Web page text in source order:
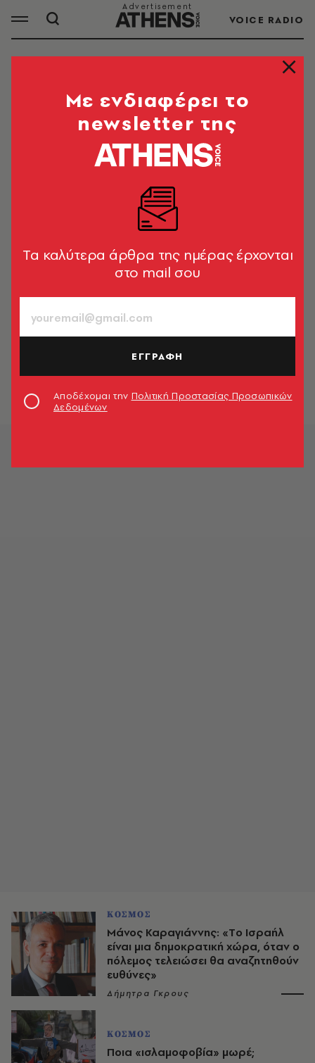
VOICE RADIO
ΙΣΛΑΜ
ΟΛΑ ΤΑ ΑΡΘΡΑ ΤΟΥ TAG
ΚΟΣΜΟΣ
δημοσιογράφοι που «τόλμησαν» να
γράψουν για τη Mahsa Amini
ΚΟΣΜΟΣ
Ισλάμ - Τι αναφέρει το νέο
Newsroom
ΚΟΣΜΟΣ
Mάνος Καραγιάννης: «Tο Ισραήλ
είναι μια δημοκρατική χώρα, όταν ο
πόλεμος τελειώσει θα αναζητηθούν
ευθύνες»
Δήμητρα Γκρους
ΚΟΣΜΟΣ
Ποια «ισλαμοφοβία» μωρέ;
Mε ενδιαφέρει το
newsletter της
Tα καλύτερα άρθρα της ημέρας έρχονται
στο mail σου
ΕΓΓΡΑΦΗ
Αποδέχομαι την Πολιτική Προστασίας Προσωπικών
Δεδομένων